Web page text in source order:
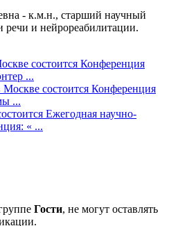
- к.м.н., старший научный
речи и нейрореабилитации.
состоится Конференция
...
Москве состоится Конференция
...
Ежегодная научно-
« ...
Гости, не могут оставлять